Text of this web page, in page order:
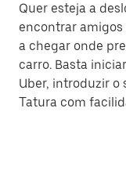
Quer esteja a
encontrar amigos
a chegar onde
carro. Basta
Uber, introduzir o
Tatura com